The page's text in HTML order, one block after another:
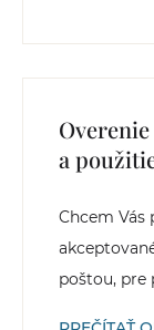
a
Chcem Vás
poštou, pre